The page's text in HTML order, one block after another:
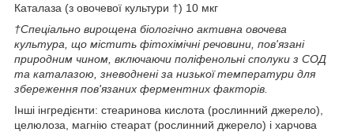
Каталаза (з овочевої культури †) 10 мкг
†Спеціально вирощена біологічно активна овочева
культура, що містить фітохімічні речовини, пов'язані
природним чином, включаючи поліфенольні сполуки з СОД
та каталазою, зневоднені за низької температури для
збереження пов'язаних ферментних факторів.
Інші інгредієнти: стеаринова кислота (рослинний джерело),
целюлоза, магнію стеарат (рослинний джерело) і харчова